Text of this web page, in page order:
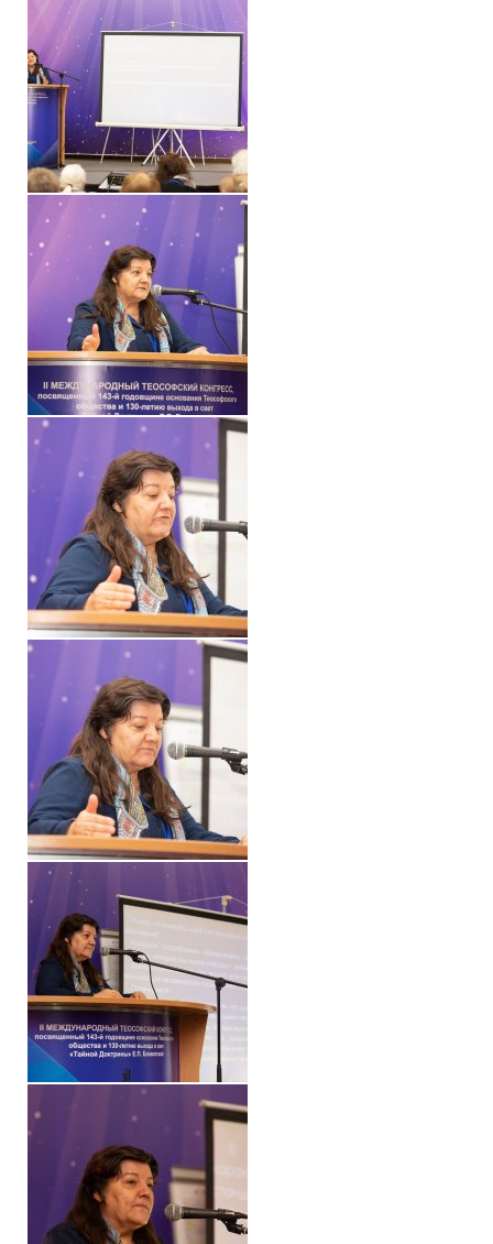
О школе Теософии
Открытая школа теософии
Фотоматериалы
Видео
ГОВОРЯТ ТЕОСОФЫ. Рубрика «Вопрос-Ответ»
Книги
Семинары
Плейлист "Международный научно-исследовательский
Плейлист "«Тайная Доктрина» Класс онлайн изучения"
Плейлист "Выпуски рубрики «ТЕОСОФСКИЙ КВИЗИ»"
ПОДДЕРЖАТЬ ФОНД
Пожертвовать денежные средства
Стать волонтером
Стать партнером
КОНТАКТЫ